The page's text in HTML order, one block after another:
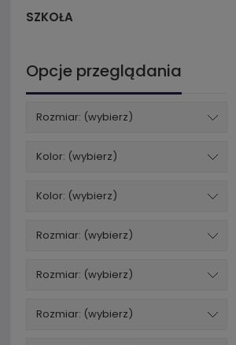
SZKOŁA
Opcje przeglądania
Rozmiar: (wybierz)
Kolor: (wybierz)
Kolor: (wybierz)
Rozmiar: (wybierz)
Rozmiar: (wybierz)
Rozmiar: (wybierz)